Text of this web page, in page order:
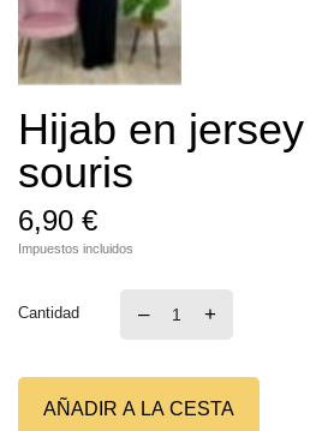
Hijab en
souris
6,90 €
Impuestos incluidos
Cantidad – +
AÑADIR A LA CESTA